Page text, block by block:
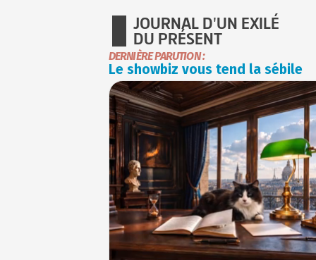
JOURNAL D'UN EXILÉ
DU PRÉSENT
DERNIÈRE PARUTION :
Le showbiz vous tend la sébile